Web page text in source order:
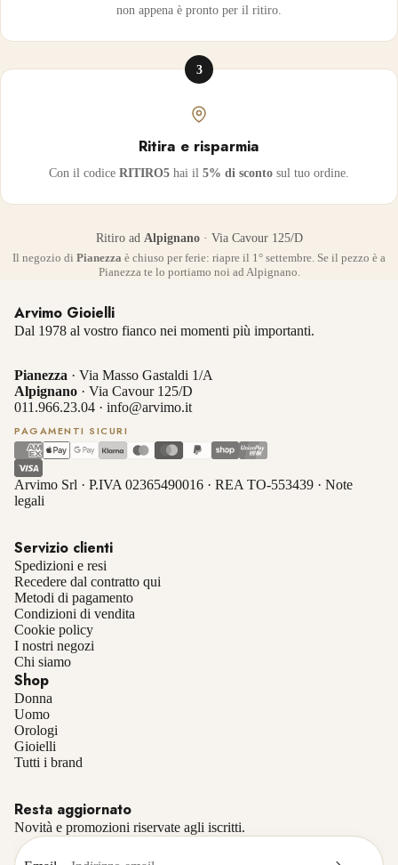
non appena è pronto per il ritiro.
3
Ritira e risparmia
Con il codice RITIRO5 hai il 5% di sconto sul tuo ordine.
Ritiro ad Alpignano· Via Cavour 125/D
Il negozio di Pianezza è chiuso per ferie: riapre il 1° settembre. Se il pezzo è a
Pianezza te lo portiamo noi ad Alpignano.
Arvimo Gioielli
Dal 1978 al vostro fianco nei momenti più importanti.
Pianezza · Via Masso Gastaldi 1/A
Alpignano · Via Cavour 125/D
011.966.23.04 · info@arvimo.it
PAGAMENTI SICURI
Arvimo Srl · P.IVA 02365490016 · REA TO-553439 · Note
legali
Servizio clienti
Spedizioni e resi
Recedere dal contratto qui
Metodi di pagamento
Condizioni di vendita
Cookie policy
I nostri negozi
Chi siamo
Shop
Donna
Uomo
Orologi
Gioielli
Tutti i brand
Resta aggiornato
Novità e promozioni riservate agli iscritti.
Informativa sulla privacy
Termini e condizioni del servizio
Recapiti
Informativa sulle spedizioni